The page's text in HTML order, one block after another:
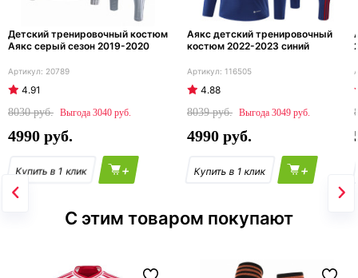
Детский тренировочный костюм
Аякс серый сезон 2019-2020
20789
4.91
8030
3040
4990
+
Аякс детский тренировочный
костюм 2022-2023 синий
116505
4.88
8039
3049
4990
+
С этим товаром покупают